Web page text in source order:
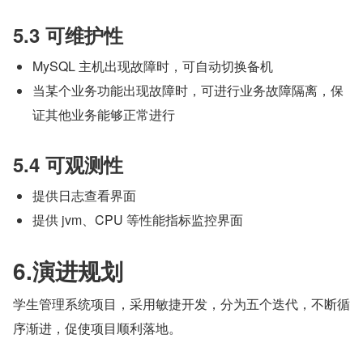
5.3 可维护性
MySQL 主机出现故障时，可自动切换备机
当某个业务功能出现故障时，可进行业务故障隔离，保
证其他业务能够正常进行
5.4 可观测性
提供日志查看界面
提供 jvm、CPU 等性能指标监控界面
6.演进规划
学生管理系统项目，采用敏捷开发，分为五个迭代，不断循
序渐进，促使项目顺利落地。